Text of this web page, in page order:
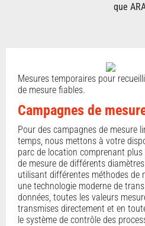
que
Mesures temporaires pour
de mesure fiables.
Campagnes de
Pour des campagnes de mesure
temps, nous mettons à votre
parc de location comprenant
de mesure de différents
utilisant différentes méthodes de
une technologie moderne de
données, toutes les valeurs
transmises directement et en
le système de contrôle des